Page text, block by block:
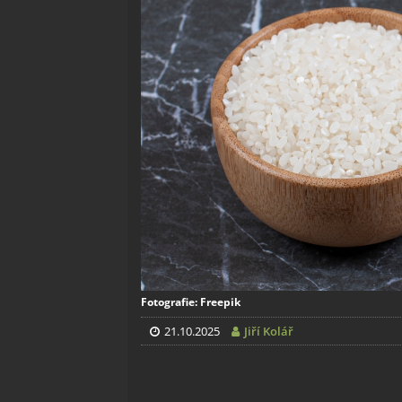
Fotografie: Freepik
21.10.2025 Jiří Kolář